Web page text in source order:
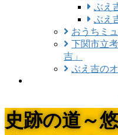
ぶえ
ぶえ
おうちミ
下関市立
吉」
ぶえ吉の
史跡の道～